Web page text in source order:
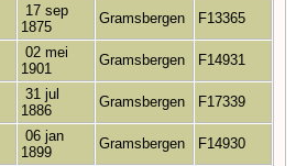
17 sep
1875
Gramsbergen F13365
02 mei
1901
Gramsbergen F14931
31 jul
1886
Gramsbergen F17339
06 jan
1899
Gramsbergen F14930